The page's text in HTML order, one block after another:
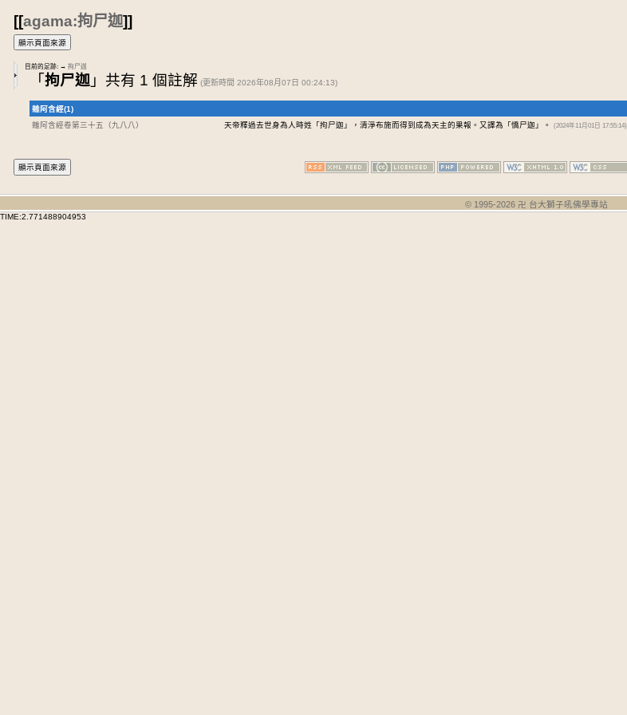
[[agama:拘尸迦]]
目前的足跡: → 拘尸迦
「 拘尸迦」共有 1 個註解 (更新時間 2026年08月07日 00:24:13)
雜阿含經(1)
雜阿含經卷第三十五 （九八八） 天帝釋過去世身為人時姓「拘尸迦」，清淨布施而得到成為天主的果報。又譯為「憍尸迦」。 (2024年11月01日 17:55:14)
© 1995-2026 卍 台大獅子吼佛學專站
TIME:2.771488904953